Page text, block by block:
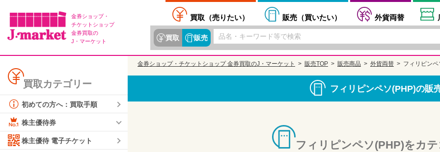
金券ショップ・
チケットショップ
金券買取の
J・マーケット
買取（売りたい） 販売（買いたい） 外貨両替
買取 販売
買取カテゴリー
初めての方へ：買取手順
株主優待券
株主優待 電子チケット
金券ショップ・チケットショップ 金券買取のJ・マーケット 販売TOP 販売商品 外貨両替 フィリピン
フィリピンペソ(PHP)の販
フィリピンペソ(PHP)をカ